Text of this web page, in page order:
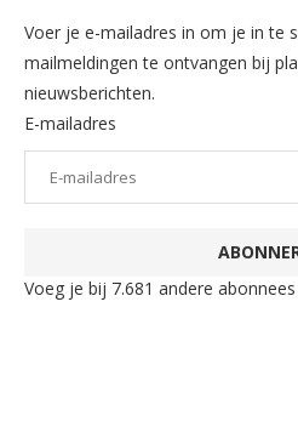
Voer je e-mailadres in om je in te
mailmeldingen te ontvangen bij
nieuwsberichten.
E-mailadres
Voeg je bij 7.681 andere abonnees